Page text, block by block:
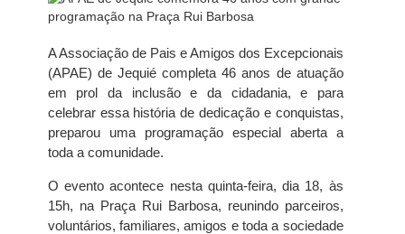
A Associação de Pais e Amigos dos Excepcionais
(APAE) de Jequié completa 46 anos de atuação
em prol da inclusão e da cidadania, e para
celebrar essa história de dedicação e conquistas,
preparou uma programação especial aberta a
toda a comunidade.
O evento acontece nesta quinta-feira, dia 18, às
15h, na Praça Rui Barbosa, reunindo parceiros,
voluntários, familiares, amigos e toda a sociedade